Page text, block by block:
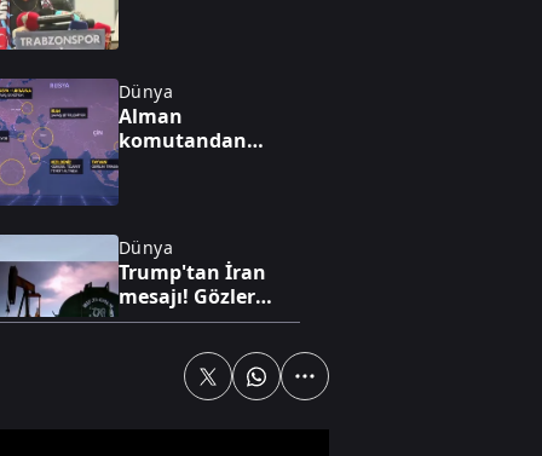
Dünya
Alman
komutandan
yaşayabiliriz"
Dünya
Trump'tan İran
mesajı! Gözler
Hürmüz'de: Kritik
FETÖ'nün kritik